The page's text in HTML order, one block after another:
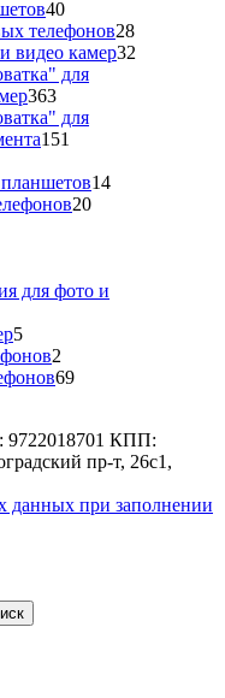
4040
товаров
телефонов2828
товаров
видео камер32
для
363363
товара
для
151
1414
2020
для фото и
55
товаров
2
товара
6969
КПП:
пр-т, 26с1,
данных при заполнении